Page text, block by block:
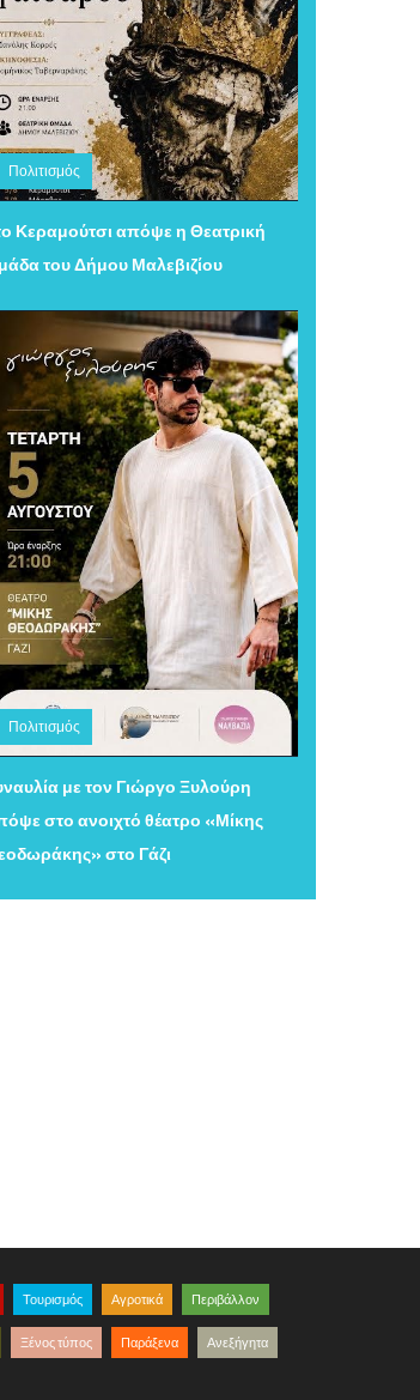
Πολιτισμός
Τετάρτη 05 Αυγούστου 2026 11:26
Κεραμούτσι απόψε η Θεατρική
του Δήμου Μαλεβιζίου
Πολιτισμός
Τετάρτη 05 Αυγούστου 2026 10:29
με τον Γιώργο Ξυλούρη
στο ανοιχτό θέατρο «Μίκης
στο Γάζι
Τουρισμός Αγροτικά Περιβάλλον
Ξένος τύπος Παράξενα Ανεξήγητα